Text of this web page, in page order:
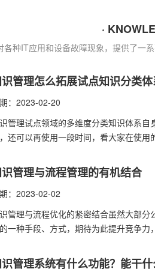
·
各种IT应用和设备故障现象，提供了一
管理怎么拓展试点知识分类体
：2023-02-20
管理​试点领域的多维度分类知识体系
还可以再使用一段时间，看大家在使用
管理与流程管理的有机结合
：2023-02-02
管理与流程优化的紧密结合虽然大部
一种手段、方式，期待为此提升竞争力
管理系统有什么功能？能干什